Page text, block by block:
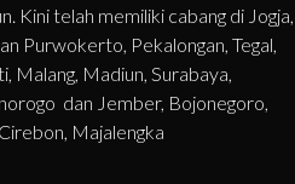
Kini telah memiliki cabang di Jogja,
Purwokerto, Pekalongan, Tegal,
Malang, Madiun, Surabaya,
dan Jember, Bojonegoro,
Majalengka